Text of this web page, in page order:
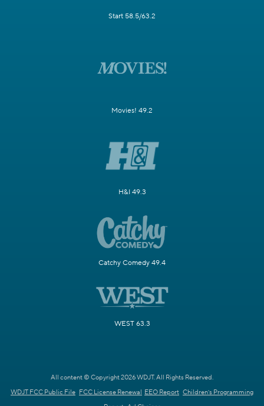
Start 58.5/63.2
Movies! 49.2
H&I 49.3
Catchy Comedy 49.4
WEST 63.3
All content © Copyright 2026 WDJT. All Rights Reserved.
WDJT FCC Public File FCC License Renewal EEO Report Children's Programming